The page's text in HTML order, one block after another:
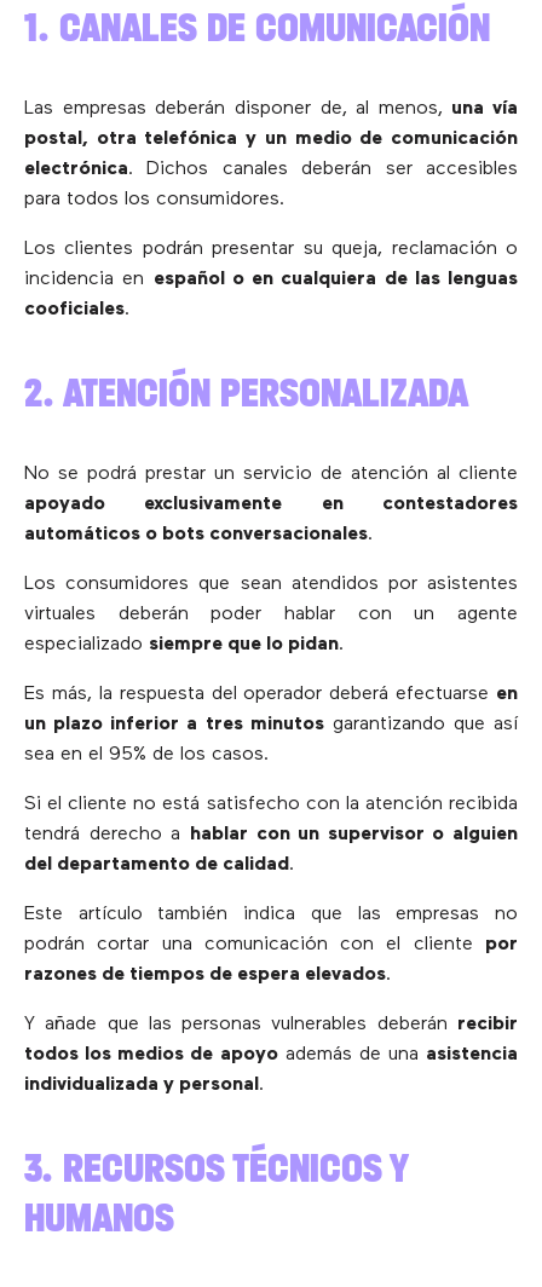
1. CANALES DE COMUNICACIÓN
Las empresas deberán disponer de, al menos, una vía
postal, otra telefónica y un medio de comunicación
electrónica. Dichos canales deberán ser accesibles
para todos los consumidores.
Los clientes podrán presentar su queja, reclamación o
incidencia en español o en cualquiera de las lenguas
cooficiales.
2. ATENCIÓN PERSONALIZADA
No se podrá prestar un servicio de atención al cliente
apoyado exclusivamente en contestadores
automáticos o bots conversacionales.
Los consumidores que sean atendidos por asistentes
virtuales deberán poder hablar con un agente
especializado siempre que lo pidan.
Es más, la respuesta del operador deberá efectuarse en
un plazo inferior a tres minutosgarantizando que así
sea en el 95% de los casos.
Si el cliente no está satisfecho con la atención recibida
tendrá derecho a
hablar con un supervisor o alguien
del departamento de calidad .
Este artículo también indica que las empresas no
podrán cortar una comunicación con el cliente por
razones de tiempos de espera elevados.
Y añade que las personas vulnerables deberán recibir
todos los medios de apoyoademás de una asistencia
individualizada y personal .
3. RECURSOS TÉCNICOS Y
HUMANOS